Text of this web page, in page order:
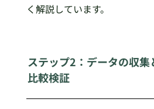
く解説しています。
ステップ2：データの収
比較検証